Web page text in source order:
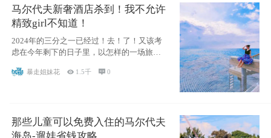
马尔代夫新奢酒店杀到！我不允许
精致girl不知道！
2024年的三分之一已经过！去！了！又该考
虑在今年剩下的日子里，以怎样的一场旅行
暴走姐妹花  1.5千 0
那些儿童可以免费入住的马尔代夫